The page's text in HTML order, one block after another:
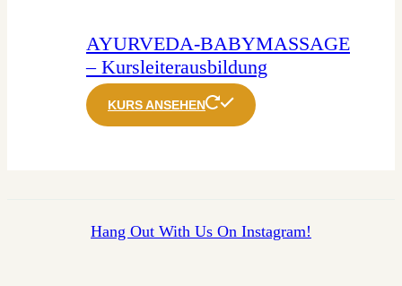
AYURVEDA-BABYMASSAGE
– Kursleiterausbildung
KURS ANSEHEN
Hang Out With Us On Instagram!